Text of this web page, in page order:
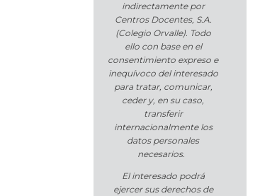
indirectamente por
Centros Docentes, S.A.
(Colegio Orvalle). Todo
ello con base en el
consentimiento expreso e
inequívoco del interesado
para tratar, comunicar,
ceder y, en su caso,
transferir
internacionalmente los
datos personales
necesarios.
El interesado podrá
ejercer sus derechos de